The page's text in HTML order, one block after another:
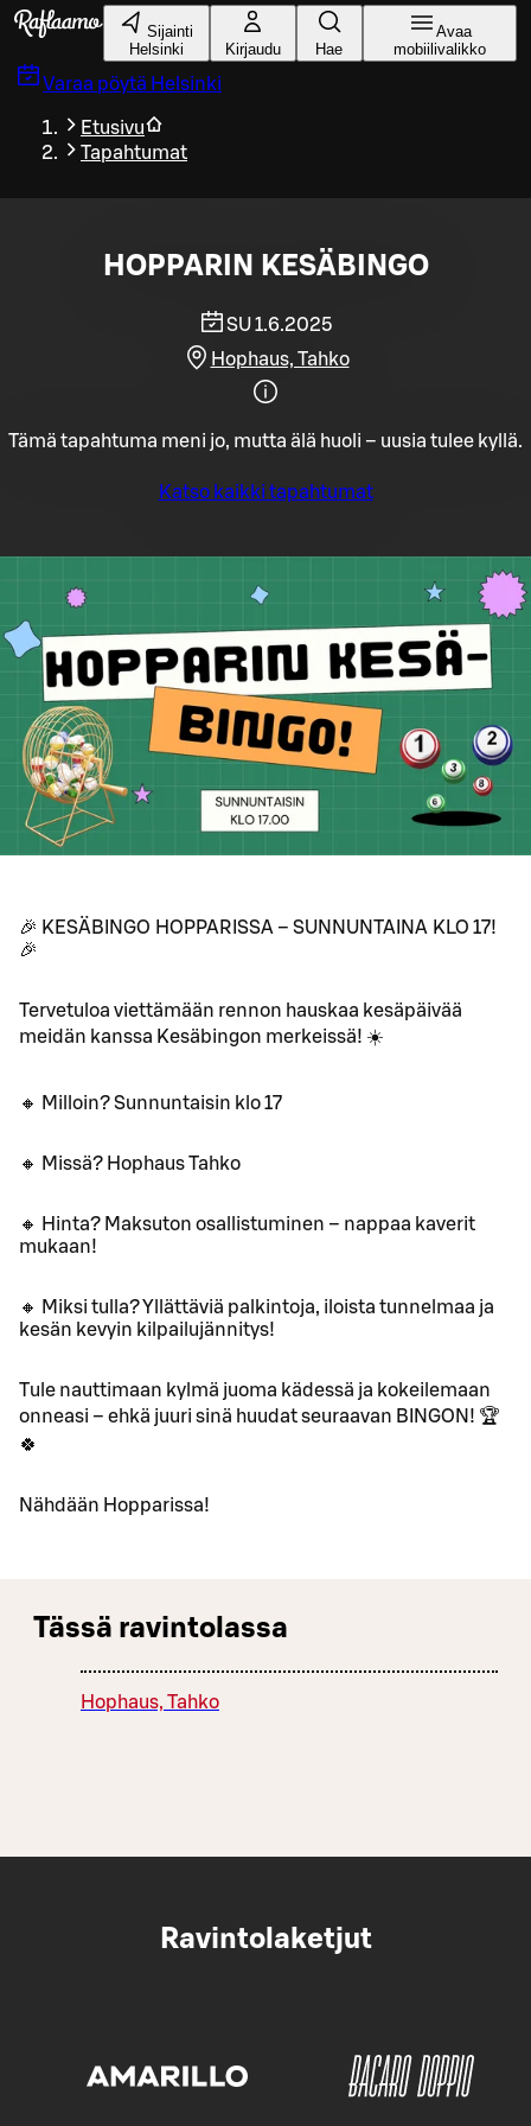
Siirry pääsisältöön
Sijainti
Helsinki
Kirjaudu Hae
Avaa
mobiilivalikko
Varaa pöytä Helsinki
Etusivu
Tapahtumat
HOPPARIN KESÄBINGO
SU 1.6.2025
Hophaus, Tahko
Tämä tapahtuma meni jo, mutta älä huoli – uusia tulee kyllä.
Katso kaikki tapahtumat
🎉 KESÄBINGO HOPPARISSA – SUNNUNTAINA KLO 17!
🎉
Tervetuloa viettämään rennon hauskaa kesäpäivää
meidän kanssa Kesäbingon merkeissä! ☀️
🔸 Milloin? Sunnuntaisin klo 17
🔸 Missä? Hophaus Tahko
🔸 Hinta? Maksuton osallistuminen – nappaa kaverit
mukaan!
🔸 Miksi tulla? Yllättäviä palkintoja, iloista tunnelmaa ja
kesän kevyin kilpailujännitys!
Tule nauttimaan kylmä juoma kädessä ja kokeilemaan
onneasi – ehkä juuri sinä huudat seuraavan BINGON! 🏆
🍀
Nähdään Hopparissa!
Tässä ravintolassa
Hophaus, Tahko
Ravintolaketjut